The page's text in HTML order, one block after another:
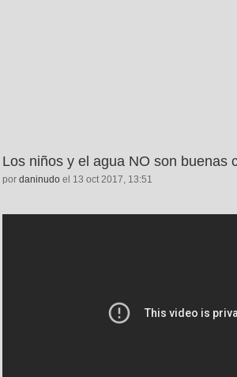
Los niños y el agua NO son buenas
por daninudo el 13 oct 2017, 13:51